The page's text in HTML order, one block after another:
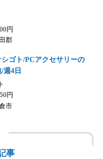
円
郡
ゴト/PCアクセサリーの
週4日
円
市
事